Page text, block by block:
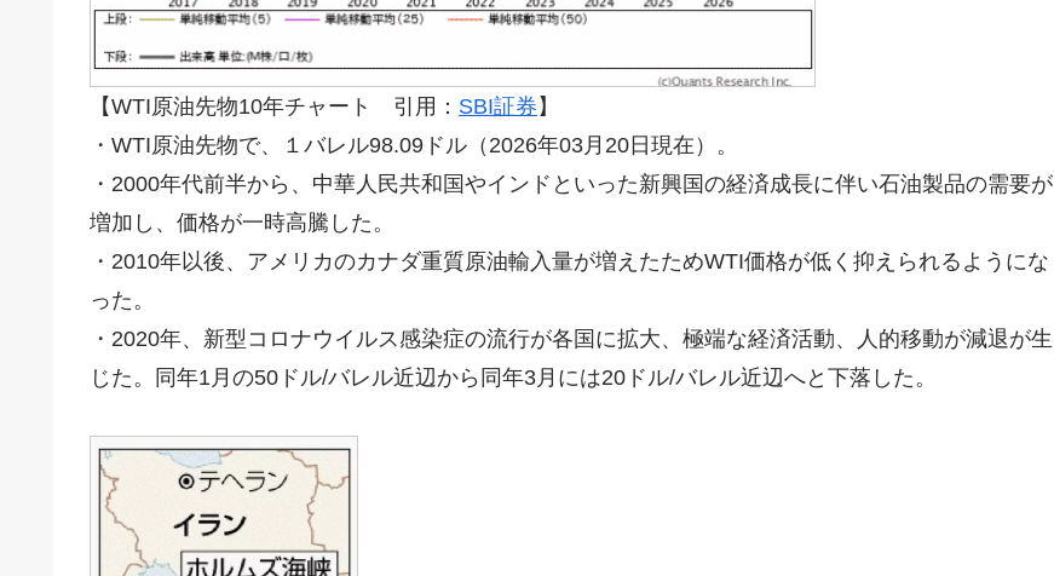
【WTI原油先物10年チャート 引用： SBI証券 】
・WTI原油先物で、１バレル98.09ドル（2026年03月20日現在）。
・2000年代前半から、中華人民共和国やインドといった新興国の経済成長に伴い石油製品の需要が
増加し、価格が一時高騰した。
・2010年以後、アメリカのカナダ重質原油輸入量が増えたためWTI価格が低く抑えられるようにな
った。
・2020年、新型コロナウイルス感染症の流行が各国に拡大、極端な経済活動、人的移動が減退が生
じた。同年1月の50ドル/バレル近辺から同年3月には20ドル/バレル近辺へと下落した。